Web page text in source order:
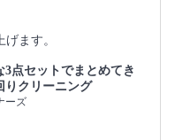
ます。
3点セットでまとめてき
りクリーニング
ーズ